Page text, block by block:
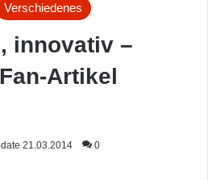
Verschiedenes
innovativ –
Artikel
21.03.2014 0